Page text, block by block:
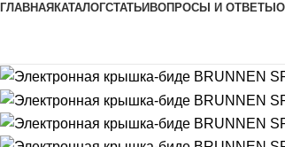
ГЛАВНАЯ КАТАЛОГСТАТЬИ ВОПРОСЫ И ОТВЕТЫ